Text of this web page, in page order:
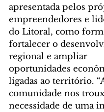
apresentada pelos
empreendedores e
do Litoral, como
fortalecer o
regional e ampliar
oportunidades
ligadas ao território.
comunidade nos
necessidade de uma